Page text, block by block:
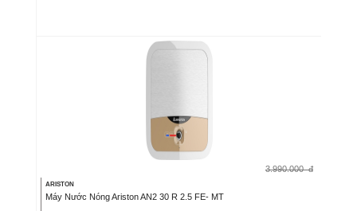
3.990.000 đ
ARISTON
Máy Nước Nóng Ariston AN2 30 R 2.5 FE- MT